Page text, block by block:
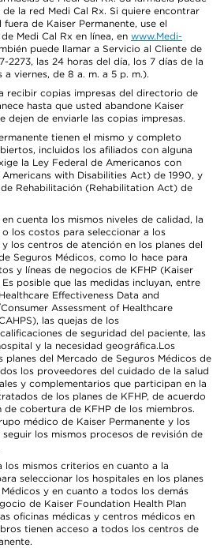
la red Medi Cal Rx. Si quiere encontrar
de Kaiser Permanente, use el
Medi Cal Rx en línea, en www.Medi-
puede llamar a Servicio al Cliente de
2273, las 24 horas del día, los 7 días de la
a viernes, de 8 a. m. a 5 p. m.).
recibir copias impresas del directorio de
hasta que usted abandone Kaiser
dejen de enviarle las copias impresas.
tienen el mismo y completo
incluidos los afiliados con alguna
la Ley Federal de Americanos con
with Disabilities Act) de 1990, y
Rehabilitación (Rehabilitation Act) de
cuenta los mismos niveles de calidad, la
los costos para seleccionar a los
los centros de atención en los planes del
Seguros Médicos, como lo hace para
y líneas de negocios de KFHP (Kaiser
posible que las medidas incluyan, entre
Effectiveness Data and
Assessment of Healthcare
las quejas de los
de seguridad del paciente, las
y la necesidad geográfica.Los
planes del Mercado de Seguros Médicos de
los proveedores del cuidado de la salud
y complementarios que participan en la
de los planes de KFHP, de acuerdo
cobertura de KFHP de los miembros.
médico de Kaiser Permanente y los
los mismos procesos de revisión de
los mismos criterios en cuanto a la
seleccionar los hospitales en los planes
y en cuanto a todos los demás
de Kaiser Foundation Health Plan
oficinas médicas y centros médicos en
tienen acceso a todos los centros de